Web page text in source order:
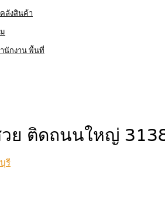
คลังสินค้า
นักงาน พื้นที่
ย ติดถนนใหญ่
รี